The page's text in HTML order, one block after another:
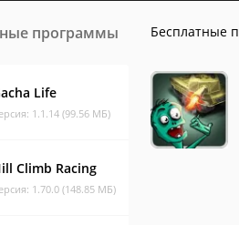
программы
Life
1.1.14 (99.56 МБ)
Climb Racing
1.70.0 (148.85 МБ)
Бесплатные